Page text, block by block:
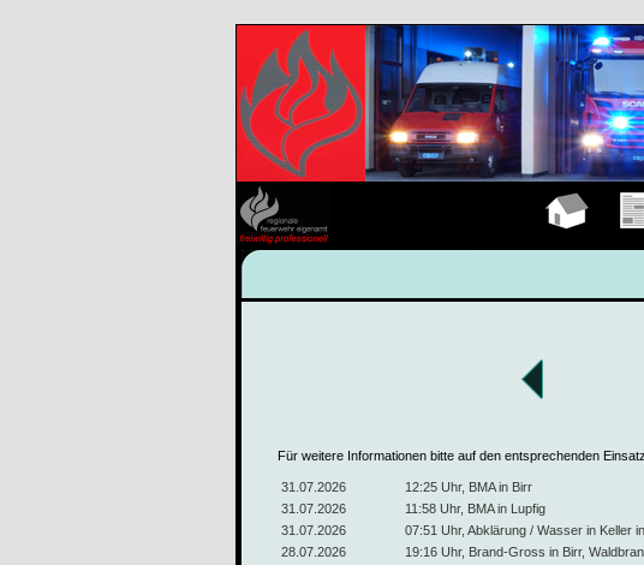
Für weitere Informationen bitte auf den entsprechenden
31.07.2026
12:25 Uhr, BMA in Birr
31.07.2026
11:58 Uhr, BMA in Lupfig
31.07.2026
07:51 Uhr, Abklärung / Wasser in Keller
28.07.2026
19:16 Uhr, Brand-Gross in Birr,